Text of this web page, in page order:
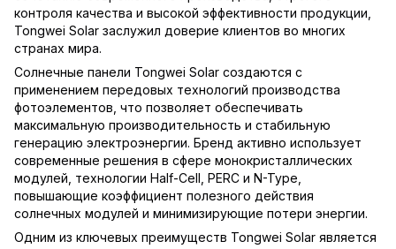
контроля качества и высокой эффективности продукции,
Tongwei Solar заслужил доверие клиентов во многих
странах мира.
Солнечные панели Tongwei Solar создаются с
применением передовых технологий производства
фотоэлементов, что позволяет обеспечивать
максимальную производительность и стабильную
генерацию электроэнергии. Бренд активно использует
современные решения в сфере монокристаллических
модулей, технологии Half-Cell, PERC и N-Type,
повышающие коэффициент полезного действия
солнечных модулей и минимизирующие потери энергии.
Одним из ключевых преимуществ Tongwei Solar является